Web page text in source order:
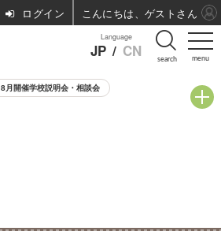
menu
Language
JP / CN search
8月開催学校説明会・相談会
ログイン こんにちは、ゲストさん